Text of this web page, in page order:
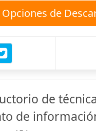
Opciones de
de
de